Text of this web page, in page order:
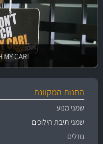
!DON'T TOUCH MY CAR
החנות המקוונת
שמני מנוע
שמני תיבת הילוכים
נוזלים